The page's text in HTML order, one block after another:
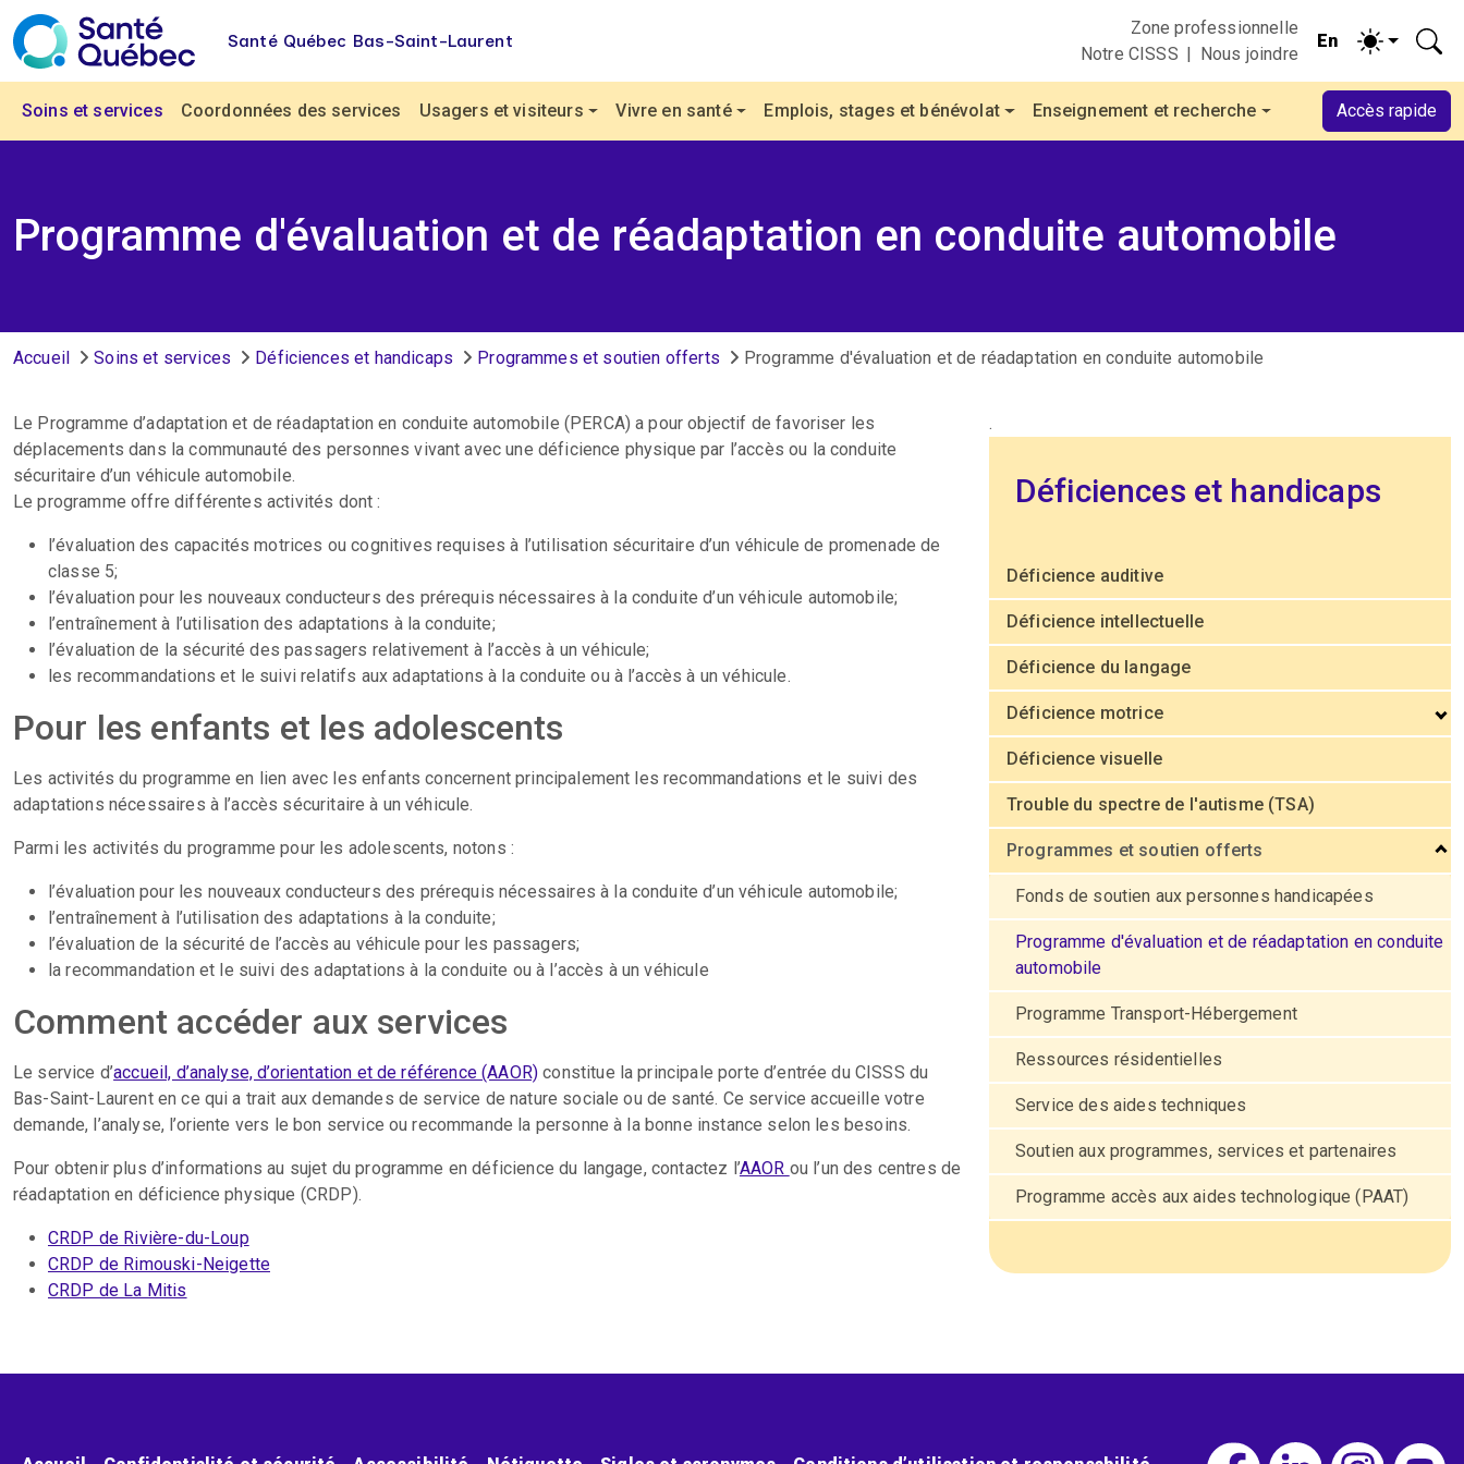
Aller au contenu principal
Santé Québec Bas-Saint-Laurent
Zone professionnelle
Notre CISSS
Nous joindre
Navigation principale
Soins et services Coordonnées des services Usagers et visiteurs Vivre en santé Emplois, stages et bénévolat Enseignement et recherche Accès rapide
Programme d'évaluation et de réadaptation en conduite automobile
Fil d'Ariane
Accueil Soins et services Déficiences et handicaps Programmes et soutien offerts Programme d'évaluation et de réadaptation en conduite automobile
Le Programme d’adaptation et de réadaptation en conduite automobile (PERCA) a pour objectif de favoriser les
déplacements dans la communauté des personnes vivant avec une déficience physique par l’accès ou la conduite
sécuritaire d’un véhicule automobile.
Le programme offre différentes activités dont :
l’évaluation des capacités motrices ou cognitives requises à l’utilisation sécuritaire d’un véhicule de promenade de
classe 5;
l’évaluation pour les nouveaux conducteurs des prérequis nécessaires à la conduite d’un véhicule automobile;
l’entraînement à l’utilisation des adaptations à la conduite;
l’évaluation de la sécurité des passagers relativement à l’accès à un véhicule;
les recommandations et le suivi relatifs aux adaptations à la conduite ou à l’accès à un véhicule.
Pour les enfants et les adolescents
Les activités du programme en lien avec les enfants concernent principalement les recommandations et le suivi des
adaptations nécessaires à l’accès sécuritaire à un véhicule.
Parmi les activités du programme pour les adolescents, notons :
l’évaluation pour les nouveaux conducteurs des prérequis nécessaires à la conduite d’un véhicule automobile;
l’entraînement à l’utilisation des adaptations à la conduite;
l’évaluation de la sécurité de l’accès au véhicule pour les passagers;
la recommandation et le suivi des adaptations à la conduite ou à l’accès à un véhicule
Comment accéder aux services
Le service d’accueil, d’analyse, d’orientation et de référence (AAOR) constitue la principale porte d’entrée du CISSS du
Bas-Saint-Laurent en ce qui a trait aux demandes de service de nature sociale ou de santé. Ce service accueille votre
demande, l’analyse, l’oriente vers le bon service ou recommande la personne à la bonne instance selon les besoins.
Pour obtenir plus d’informations au sujet du programme en déficience du langage, contactez l’AAOR ou l’un des centres de
réadaptation en déficience physique (CRDP).
CRDP de Rivière-du-Loup
CRDP de Rimouski-Neigette
CRDP de La Mitis
.
Déficiences et handicaps
Déficience auditive
Déficience intellectuelle
Déficience du langage
Déficience motrice
Déficience visuelle
Trouble du spectre de l'autisme (TSA)
Programmes et soutien offerts
Fonds de soutien aux personnes handicapées
Programme d'évaluation et de réadaptation en conduite
automobile
Programme Transport-Hébergement
Ressources résidentielles
Service des aides techniques
Soutien aux programmes, services et partenaires
Programme accès aux aides technologique (PAAT)
Menu pied de page